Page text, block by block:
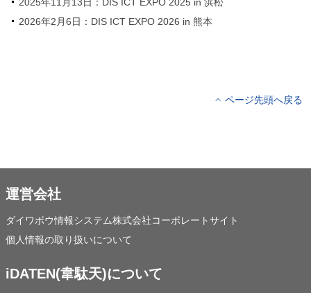
2026年2月6日：DIS ICT EXPO 2026 in 熊本
ページ先頭へ戻る
運営会社
ダイワボウ情報システム株式会社コーポレートサイト
個人情報の取り扱いについて
iDATEN(韋駄天)について